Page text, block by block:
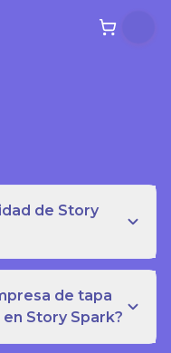
de Story
de tapa
Story Spark?